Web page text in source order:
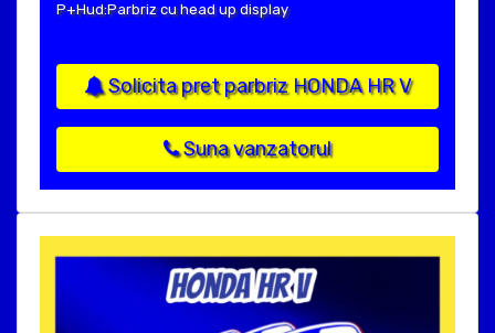
P+Hud:Parbriz cu head up display
Solicita pret parbriz HONDA HR V
Suna vanzatorul